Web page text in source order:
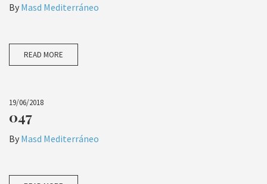
By Masd Mediterráneo
READ MORE
19/06/2018
047
By Masd Mediterráneo